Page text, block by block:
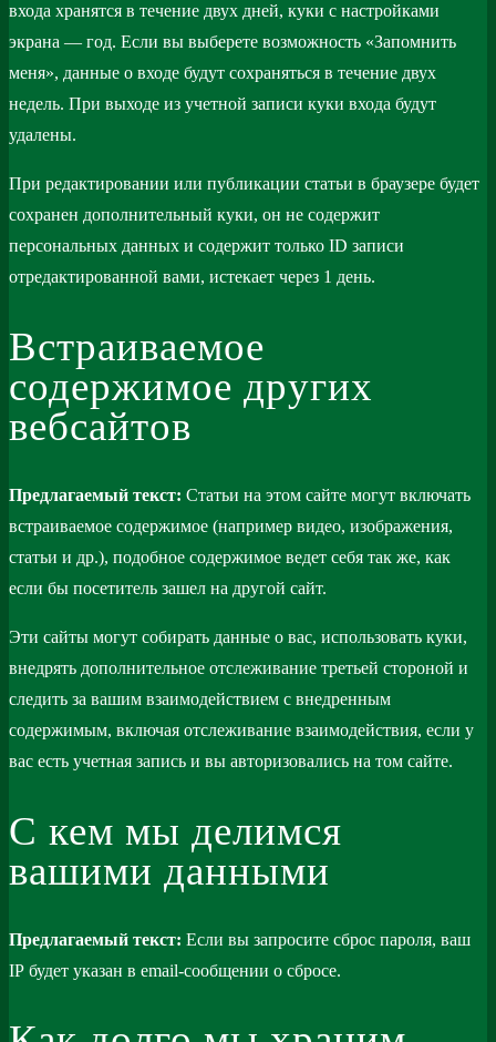
входа хранятся в течение двух дней, куки с настройками
экрана — год. Если вы выберете возможность «Запомнить
меня», данные о входе будут сохраняться в течение двух
недель. При выходе из учетной записи куки входа будут
удалены.
При редактировании или публикации статьи в браузере будет
сохранен дополнительный куки, он не содержит
персональных данных и содержит только ID записи
отредактированной вами, истекает через 1 день.
Встраиваемое
содержимое других
вебсайтов
Предлагаемый текст: Статьи на этом сайте могут включать
встраиваемое содержимое (например видео, изображения,
статьи и др.), подобное содержимое ведет себя так же, как
если бы посетитель зашел на другой сайт.
Эти сайты могут собирать данные о вас, использовать куки,
внедрять дополнительное отслеживание третьей стороной и
следить за вашим взаимодействием с внедренным
содержимым, включая отслеживание взаимодействия, если у
вас есть учетная запись и вы авторизовались на том сайте.
С кем мы делимся
вашими данными
Предлагаемый текст: Если вы запросите сброс пароля, ваш
IP будет указан в email-сообщении о сбросе.